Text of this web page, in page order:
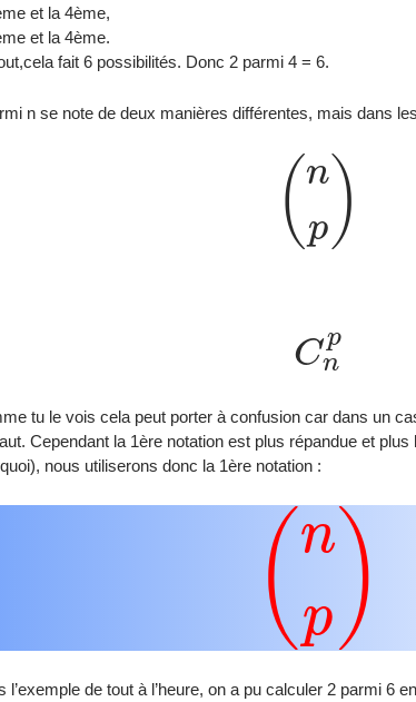
et la 4ème,
et la 4ème.
fait 6 possibilités. Donc 2 parmi 4 = 6.
n se note de deux manières différentes, mais dans
(np)
Cn
tu le vois cela peut porter à confusion car dans un
Cependant la 1ère notation est plus répandue et
nous utiliserons donc la 1ère notation :
(np)
l’exemple de tout à l’heure, on a pu calculer 2 parmi 6